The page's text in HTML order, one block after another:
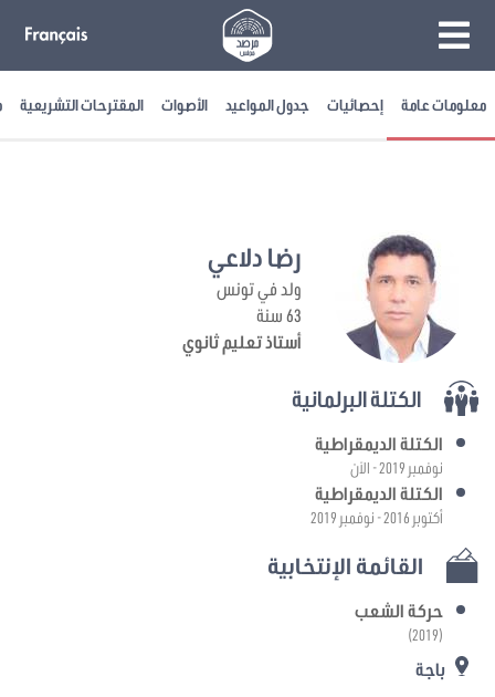
معلومات عامة إحصائيات جدول المواعيد الأصوات المقترحات التشريعية
رضا دلاعي
ولد في تونس
63 سنة
أستاذ تعليم ثانوي
الكتلة البرلمانية
الكتلة الديمقراطية
نوفمبر 2019 - الآن
الكتلة الديمقراطية
أكتوبر 2016 - نوفمبر 2019
القائمة الإنتخابية
حركة الشعب
(2019)
باجة